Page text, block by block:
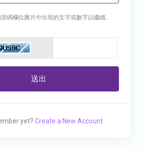
碼欄位圖片中出現的文字或數字以繼續。
送出
yet? Create a New Account